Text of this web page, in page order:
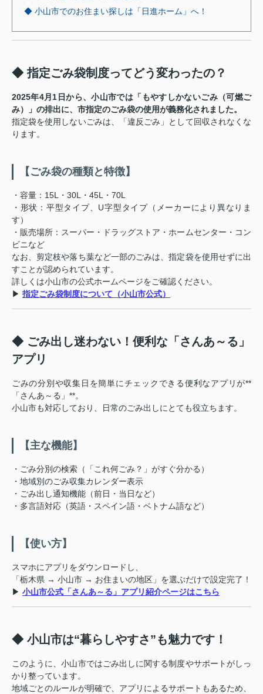
◆ 小山市でのお住まい探しは「日進ホーム」へ！
◆ 指定ごみ袋制度ってどう変わったの？
2025年4月1日から、小山市では「もやすしかないごみ（可燃ご
み）」の排出に、市指定のごみ袋の使用が義務化されました。
指定袋を使用しないごみは、「違反ごみ」として回収されなくな
ります。
【ごみ袋の種類と特徴】
・容量：15L・30L・45L・70L
・形状：平型タイプ、U字型タイプ（メーカーにより異なりま
す）
・販売場所：スーパー・ドラッグストア・ホームセンター・コン
ビニなど
なお、剪定枝や落ち葉など一部のごみは、指定袋を使用せずに出
すことが認められています。
詳しくは小山市の公式ホームページをご確認ください。
▶ 指定ごみ袋制度について（小山市公式）
◆ ごみ出し迷わない！便利な「さんあ～る」
アプリ
ごみの分別や収集日を簡単にチェックできる便利なアプリが**
「さんあ～る」**。
小山市も対応しており、日常のごみ出しにとても役立ちます。
【主な機能】
・ごみ分別の検索（「これ何ごみ？」がすぐ分かる）
・地域別のごみ収集カレンダー表示
・ごみ出し通知機能（前日・当日など）
・多言語対応（英語・スペイン語・ベトナム語など）
【使い方】
スマホにアプリをダウンロードし、
「栃木県 → 小山市 → お住まいの地区」を選ぶだけで設定完了！
▶ 小山市公式「さんあ～る」アプリ紹介ページはこちら
◆ 小山市は“暮らしやすさ”も魅力です！
このように、小山市ではごみ出しに関する制度やサポートがしっ
かり整っています。
地域ごとのルールが明確で、アプリによるサポートもあるため、